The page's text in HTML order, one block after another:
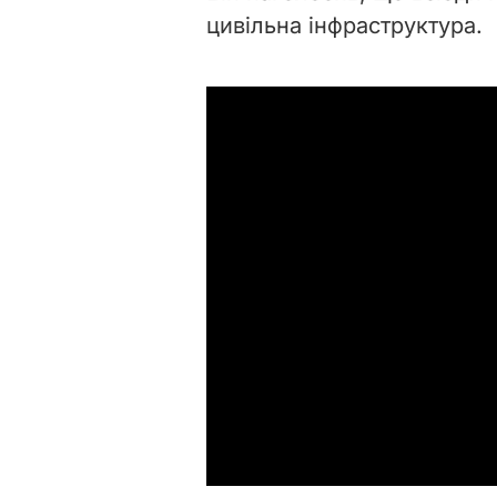
цивільна інфраструктура.